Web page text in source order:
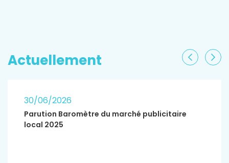
Actuellement
30/06/2026
Parution Baromètre du marché publicitaire
local 2025